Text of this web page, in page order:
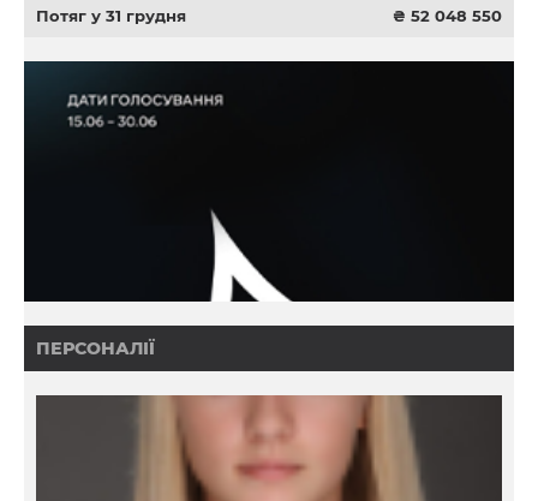
Потяг у 31 грудня ₴ 52 048 550
ПЕРСОНАЛІЇ